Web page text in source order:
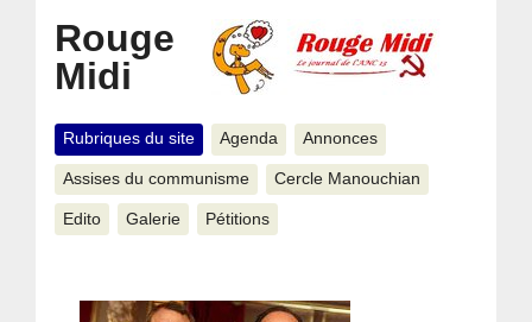
Rouge
Midi
Rubriques du site Agenda Annonces
Assises du communisme Cercle Manouchian
Edito Galerie Pétitions